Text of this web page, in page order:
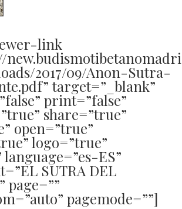
link
2017/09/Anon-Sutra-
target=”_blank”
print=”false”
share=”true”
open=”true”
logo=”true”
ES”
SUTRA DEL
page=””
pagemode=””]